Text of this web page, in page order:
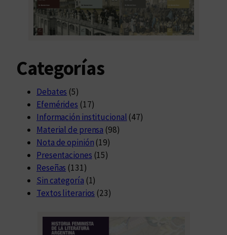
Categorías
Debates (5)
Efemérides (17)
Información institucional (47)
Material de prensa (98)
Nota de opinión (19)
Presentaciones (15)
Reseñas (131)
Sin categoría (1)
Textos literarios (23)